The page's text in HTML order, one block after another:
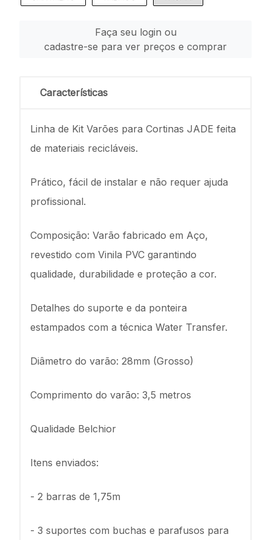
Faça seu login ou
cadastre-se para ver preços e comprar
Características
Linha de Kit Varões para Cortinas JADE feita
de materiais recicláveis.
Prático, fácil de instalar e não requer ajuda
profissional.
Composição: Varão fabricado em Aço,
revestido com Vinila PVC garantindo
qualidade, durabilidade e proteção a cor.
Detalhes do suporte e da ponteira
estampados com a técnica Water Transfer.
Diâmetro do varão: 28mm (Grosso)
Comprimento do varão: 3,5 metros
Qualidade Belchior
Itens enviados:
- 2 barras de 1,75m
- 3 suportes com buchas e parafusos para